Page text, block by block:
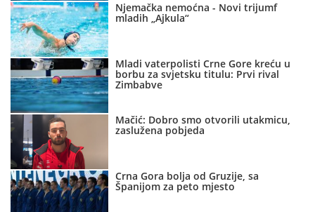
Njemačka nemoćna - Novi trijumf
mladih „Ajkula“
Mladi vaterpolisti Crne Gore kreću u
borbu za svjetsku titulu: Prvi rival
Zimbabve
Mačić: Dobro smo otvorili utakmicu,
zaslužena pobjeda
Crna Gora bolja od Gruzije, sa
Španijom za peto mjesto